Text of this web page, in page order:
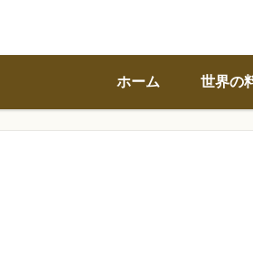
ホーム 世界の